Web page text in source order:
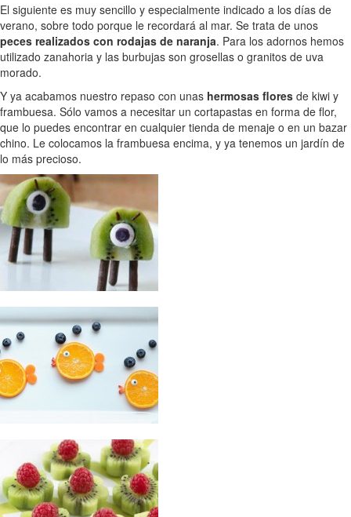
El siguiente es muy sencillo y especialmente indicado a los días de
verano, sobre todo porque le recordará al mar. Se trata de unos
peces realizados con rodajas de naranja. Para los adornos hemos
utilizado zanahoria y las burbujas son grosellas o granitos de uva
morado.
Y ya acabamos nuestro repaso con unas hermosas flores de kiwi y
frambuesa. Sólo vamos a necesitar un cortapastas en forma de flor,
que lo puedes encontrar en cualquier tienda de menaje o en un bazar
chino. Le colocamos la frambuesa encima, y ya tenemos un jardín de
lo más precioso.